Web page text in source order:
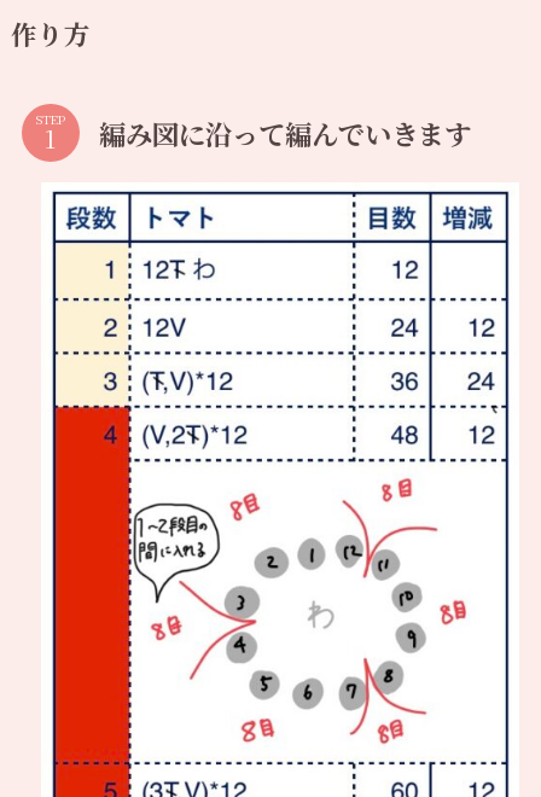
作り方
STEP 編み図に沿って編んでいきます